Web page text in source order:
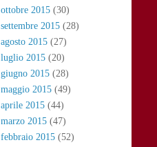
ottobre 2015 (30)
settembre 2015 (28)
agosto 2015 (27)
luglio 2015 (20)
giugno 2015 (28)
maggio 2015 (49)
aprile 2015 (44)
marzo 2015 (47)
febbraio 2015 (52)